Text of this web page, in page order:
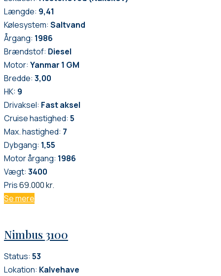
Længde: 9,41
Kølesystem: Saltvand
Årgang: 1986
Brændstof: Diesel
Motor: Yanmar 1 GM
Bredde: 3,00
HK: 9
Drivaksel: Fast aksel
Cruise hastighed: 5
Max. hastighed: 7
Dybgang: 1,55
Motor årgang: 1986
Vægt: 3400
Pris69.000 kr.
Se mere
Nimbus 3100
Status: 53
Lokation: Kalvehave